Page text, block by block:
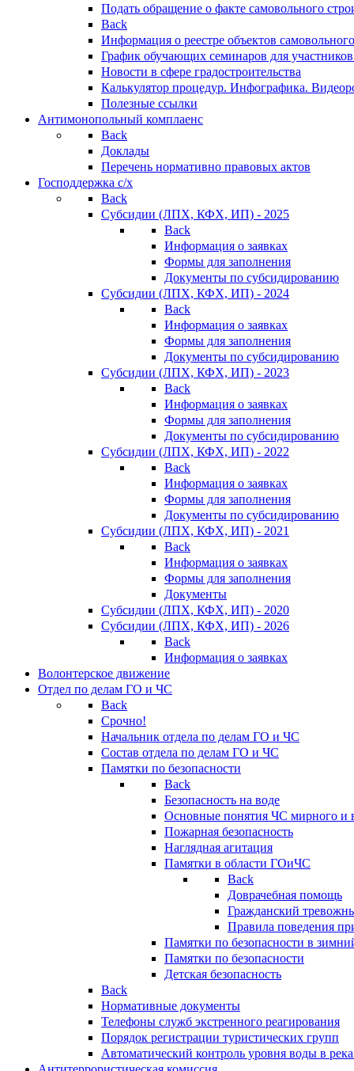
Подать обращение о факте самовольного
Back
Информация о реестре объектов
График обучающих семинаров для участников
Новости в сфере градостроительства
Калькулятор процедур. Инфографика.
Полезные ссылки
Антимонопольный комплаенс
Back
Доклады
Перечень нормативно правовых актов
Господдержка с/х
Back
Субсидии (ЛПХ, КФХ, ИП) - 2025
Back
Информация о заявках
Формы для заполнения
Документы по субсидированию
Субсидии (ЛПХ, КФХ, ИП) - 2024
Back
Информация о заявках
Формы для заполнения
Документы по субсидированию
Субсидии (ЛПХ, КФХ, ИП) - 2023
Back
Информация о заявках
Формы для заполнения
Документы по субсидированию
Субсидии (ЛПХ, КФХ, ИП) - 2022
Back
Информация о заявках
Формы для заполнения
Документы по субсидированию
Субсидии (ЛПХ, КФХ, ИП) - 2021
Back
Информация о заявках
Формы для заполнения
Документы
Субсидии (ЛПХ, КФХ, ИП) - 2020
Субсидии (ЛПХ, КФХ, ИП) - 2026
Back
Информация о заявках
Волонтерское движение
Отдел по делам ГО и ЧС
Back
Срочно!
Начальник отдела по делам ГО и ЧС
Состав отдела по делам ГО и ЧС
Памятки по безопасности
Back
Безопасность на воде
Основные понятия ЧС мирного и
Пожарная безопасность
Наглядная агитация
Памятки в области ГОиЧС
Back
Доврачебная помощь
Гражданский
Правила поведения
Памятки по безопасности в
Памятки по безопасности
Детская безопасность
Back
Нормативные документы
Телефоны служб экстренного реагирования
Порядок регистрации туристических групп
Автоматический контроль уровня воды в